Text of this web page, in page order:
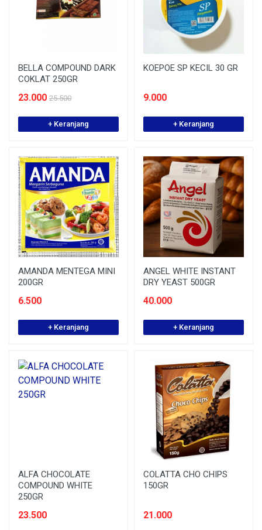
BELLA COMPOUND DARK
COKLAT 250GR
23.000 25.500
+ Keranjang
KOEPOE SP KECIL 30 GR
9.000
+ Keranjang
AMANDA MENTEGA MINI
200GR
6.500
+ Keranjang
ANGEL WHITE INSTANT
DRY YEAST 500GR
40.000
+ Keranjang
ALFA CHOCOLATE
COMPOUND WHITE
250GR
23.500
COLATTA CHO CHIPS
150GR
21.000